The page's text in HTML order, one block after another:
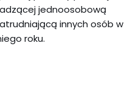
jednoosobową
innych osób w
roku.